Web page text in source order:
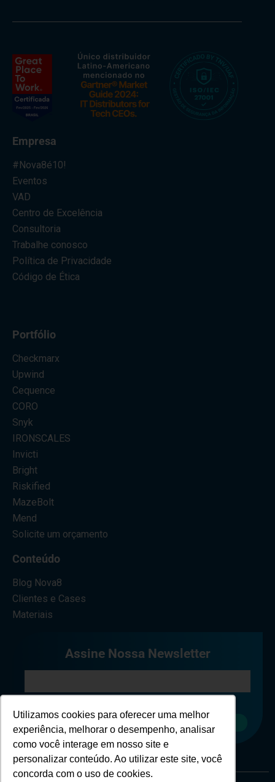
Utilizamos cookies para oferecer uma melhor
experiência, melhorar o desempenho, analisar
como você interage em nosso site e
personalizar conteúdo. Ao utilizar este site, você
concorda com o uso de cookies.
Empresa
#Nova8é10!
Eventos
VAD
Centro de Excelência
Consultoria
Trabalhe conosco
Política de Privacidade
Código de Ética
Portfólio
Checkmarx
Upwind
Cequence
CORO
Snyk
IRONSCALES
Invicti
Bright
Riskified
MazeBolt
Mend
Solicite um orçamento
Conteúdo
Blog Nova8
Clientes e Cases
Materiais
Assine Nossa Newsletter